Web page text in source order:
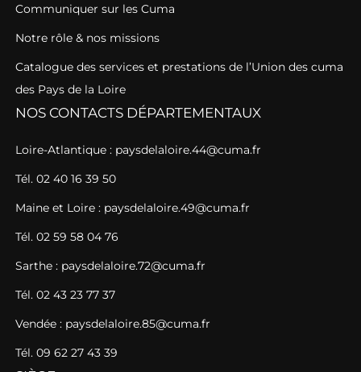
Communiquer sur les Cuma
Notre rôle & nos missions
Catalogue des services et prestations de l’Union des cuma
des Pays de la Loire
NOS CONTACTS DÉPARTEMENTAUX
Loire-Atlantique : paysdelaloire.44@cuma.fr
Tél. 02 40 16 39 50
Maine et Loire : paysdelaloire.49@cuma.fr
Tél. 02 59 58 04 76
Sarthe : paysdelaloire.72@cuma.fr
Tél. 02 43 23 77 37
Vendée : paysdelaloire.85@cuma.fr
Tél. 09 62 27 43 39